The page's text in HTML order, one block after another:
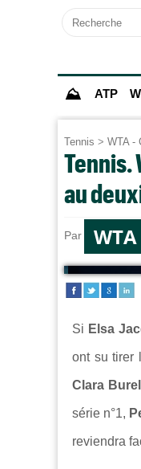
Recherche
⛰ ATP
Tennis > WTA -
Tennis.
au
Par Jules
WTA
Si Elsa
ont su tirer
Clara Burel
série n°1,
reviendra